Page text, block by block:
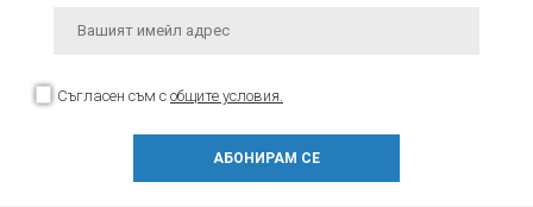
Съгласен съм с общите условия.